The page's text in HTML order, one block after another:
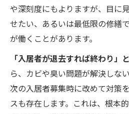
や深刻度にもよりますが、目に
せたい、あるいは最低限の修繕
が働くことがあります。
「入居者が退去すれば終わり」
ら、カビや臭い問題が解決しな
次の入居者募集時に改めて対策
スも存在します。これは、根本